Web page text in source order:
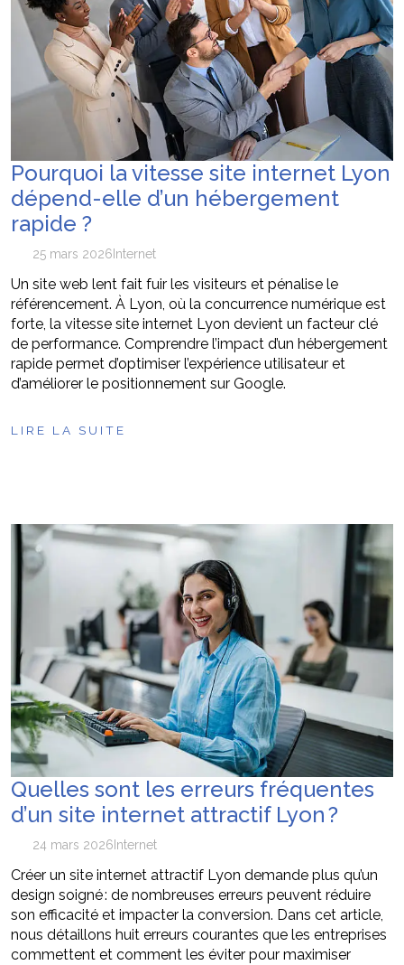
Pourquoi la vitesse site internet Lyon
dépend-elle d’un hébergement
rapide ?
25 mars 2026 Internet
Un site web lent fait fuir les visiteurs et pénalise le
référencement. À Lyon, où la concurrence numérique est
forte, la vitesse site internet Lyon devient un facteur clé
de performance. Comprendre l’impact d’un hébergement
rapide permet d’optimiser l’expérience utilisateur et
d’améliorer le positionnement sur Google.
LIRE LA SUITE
Quelles sont les erreurs fréquentes
d’un site internet attractif Lyon ?
24 mars 2026 Internet
Créer un site internet attractif Lyon demande plus qu’un
design soigné : de nombreuses erreurs peuvent réduire
son efficacité et impacter la conversion. Dans cet article,
nous détaillons huit erreurs courantes que les entreprises
commettent et comment les éviter pour maximiser